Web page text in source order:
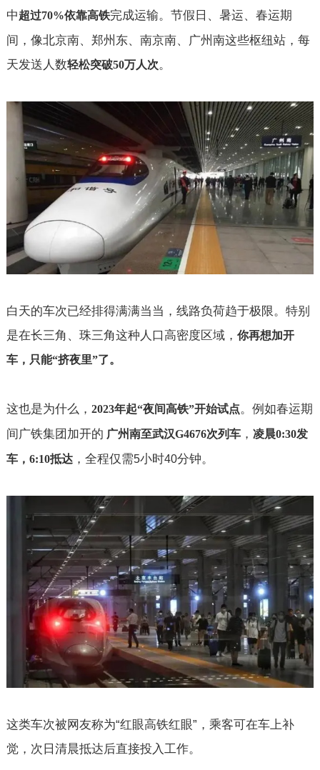
中超过70%依靠高铁完成运输。节假日、暑运、春运期
间，像北京南、郑州东、南京南、广州南这些枢纽站，每
天发送人数轻松突破50万人次。
白天的车次已经排得满满当当，线路负荷趋于极限。特别
是在长三角、珠三角这种人口高密度区域， 你再想加开
车，只能“挤夜里”了。
这也是为什么， 2023年起“夜间高铁”开始试点。例如春运期
间广铁集团加开的 广州南至武汉G4676次列车， 凌晨0:30发
车， 6:10抵达，全程仅需5小时40分钟。
这类车次被网友称为“红眼高铁红眼”，乘客可在车上补
觉，次日清晨抵达后直接投入工作。